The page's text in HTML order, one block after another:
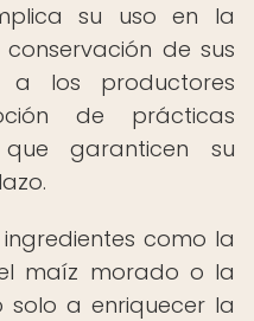
su uso en la
de sus
a los productores
de prácticas
garanticen su
como la
maíz morado o la
solo a enriquecer la